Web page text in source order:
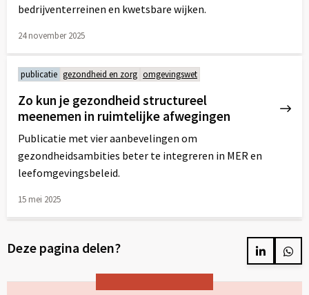
bedrijventerreinen en kwetsbare wijken.
24 november 2025
meer
over
publicatie gezondheid en zorg omgevingswet
Zo kun je gezondheid structureel
meenemen in ruimtelijke afwegingen
Publicatie met vier aanbevelingen om
gezondheidsambities beter te integreren in MER en
leefomgevingsbeleid.
15 mei 2025
over
Deze pagina delen?
Delen